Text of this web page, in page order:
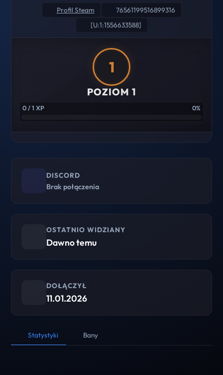
Profil Steam
76561199516899316
[U:1:1556633588]
1
POZIOM 1
0 / 1 XP 0%
DISCORD
Brak połączenia
OSTATNIO WIDZIANY
Dawno temu
DOŁĄCZYŁ
11.01.2026
Statystyki Bany